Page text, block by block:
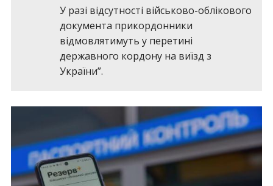
У разі відсутності військово-облікового
документа прикордонники
відмовлятимуть у перетині
державного кордону на виїзд з
України”.